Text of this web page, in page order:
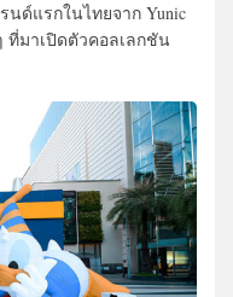
ด์แรกในไทยจาก Yunic
ที่มาเปิดตัวคอลเลกชัน